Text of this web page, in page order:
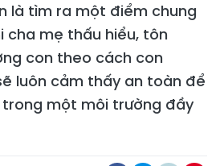
là tìm ra một điểm chung
cha mẹ thấu hiểu, tôn
con theo cách con
luôn cảm thấy an toàn để
trong một môi trường đầy